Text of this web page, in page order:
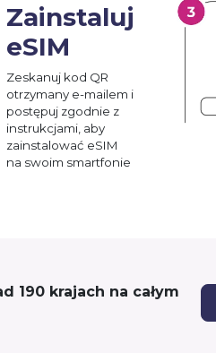
Zainstaluj
eSIM
Zeskanuj kod QR
otrzymany e-mailem i
postępuj zgodnie z
instrukcjami, aby
zainstalować eSIM
na swoim smartfonie
190 krajach na całym